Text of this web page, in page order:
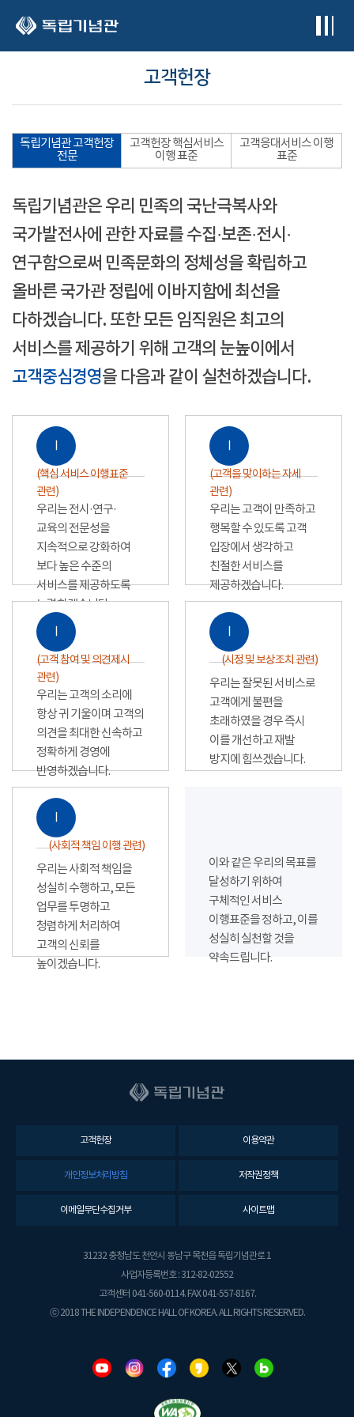
고객헌장
독립기념관 고객헌장
전문
고객헌장 핵심서비스
이행 표준
고객응대서비스 이행
표준
독립기념관은 우리 민족의 국난극복사와
국가발전사에 관한 자료를 수집·보존·전시·
연구함으로써 민족문화의 정체성을 확립하고
올바른 국가관 정립에 이바지함에 최선을
다하겠습니다. 또한 모든 임직원은 최고의
서비스를 제공하기 위해 고객의 눈높이에서
고객중심경영을 다음과 같이 실천하겠습니다.
Ⅰ
(핵심 서비스 이행표준
관련)
우리는 전시·연구·
교육의 전문성을
지속적으로 강화하여
보다 높은 수준의
서비스를 제공하도록
노력하겠습니다.
Ⅰ
(고객을 맞이하는 자세
관련)
우리는 고객이 만족하고
행복할 수 있도록 고객
입장에서 생각하고
친절한 서비스를
제공하겠습니다.
Ⅰ
(고객 참여 및 의견제시
관련)
우리는 고객의 소리에
항상 귀 기울이며 고객의
의견을 최대한 신속하고
정확하게 경영에
반영하겠습니다.
Ⅰ
(시정 및 보상조치 관련)
우리는 잘못된 서비스로
고객에게 불편을
초래하였을 경우 즉시
이를 개선하고 재발
방지에 힘쓰겠습니다.
Ⅰ
(사회적 책임 이행 관련)
우리는 사회적 책임을
성실히 수행하고, 모든
업무를 투명하고
청렴하게 처리하여
고객의 신뢰를
높이겠습니다.
이와 같은 우리의 목표를
달성하기 위하여
구체적인 서비스
이행표준을 정하고, 이를
성실히 실천할 것을
약속드립니다.
고객헌장 이용약관
개인정보처리방침 저작권정책
이메일무단수집거부 사이트맵
31232 충청남도 천안시 동남구 목천읍 독립기념관로 1
사업자등록번호 : 312-82-02552
고객센터 041-560-0114. FAX 041-557-8167.
ⓒ 2018 THE INDEPENDENCE HALL OF KOREA. ALL RIGHTS RESERVED.